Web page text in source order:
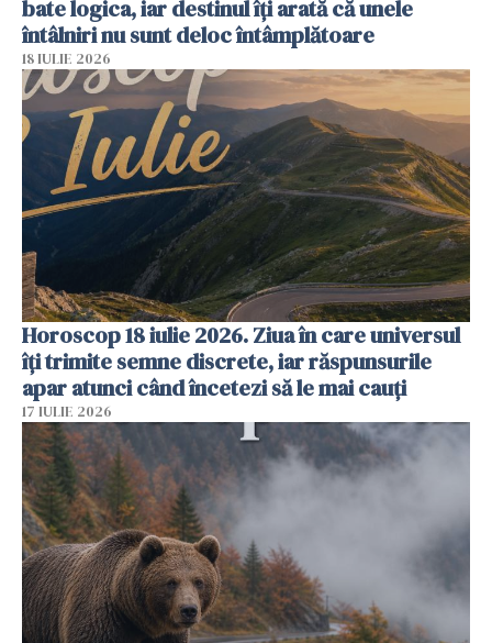
bate logica, iar destinul îți arată că unele
întâlniri nu sunt deloc întâmplătoare
18 IULIE 2026
Horoscop 18 iulie 2026. Ziua în care universul
îți trimite semne discrete, iar răspunsurile
apar atunci când încetezi să le mai cauți
17 IULIE 2026